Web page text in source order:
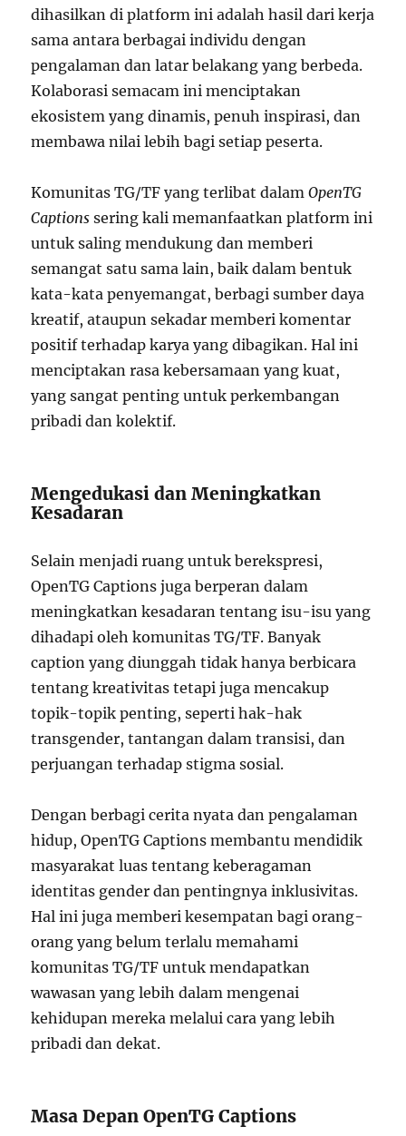
dihasilkan di platform ini adalah hasil dari kerja
sama antara berbagai individu dengan
pengalaman dan latar belakang yang berbeda.
Kolaborasi semacam ini menciptakan
ekosistem yang dinamis, penuh inspirasi, dan
membawa nilai lebih bagi setiap peserta.
Komunitas TG/TF yang terlibat dalamOpenTG
Captions sering kali memanfaatkan platform ini
untuk saling mendukung dan memberi
semangat satu sama lain, baik dalam bentuk
kata-kata penyemangat, berbagi sumber daya
kreatif, ataupun sekadar memberi komentar
positif terhadap karya yang dibagikan. Hal ini
menciptakan rasa kebersamaan yang kuat,
yang sangat penting untuk perkembangan
pribadi dan kolektif.
Mengedukasi dan Meningkatkan
Kesadaran
Selain menjadi ruang untuk berekspresi,
OpenTG Captions juga berperan dalam
meningkatkan kesadaran tentang isu-isu yang
dihadapi oleh komunitas TG/TF. Banyak
caption yang diunggah tidak hanya berbicara
tentang kreativitas tetapi juga mencakup
topik-topik penting, seperti hak-hak
transgender, tantangan dalam transisi, dan
perjuangan terhadap stigma sosial.
Dengan berbagi cerita nyata dan pengalaman
hidup, OpenTG Captions membantu mendidik
masyarakat luas tentang keberagaman
identitas gender dan pentingnya inklusivitas.
Hal ini juga memberi kesempatan bagi orang-
orang yang belum terlalu memahami
komunitas TG/TF untuk mendapatkan
wawasan yang lebih dalam mengenai
kehidupan mereka melalui cara yang lebih
pribadi dan dekat.
Masa Depan OpenTG Captions